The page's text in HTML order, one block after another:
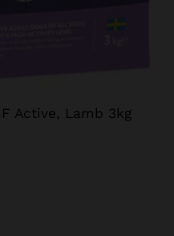
Active, Lamb 3kg